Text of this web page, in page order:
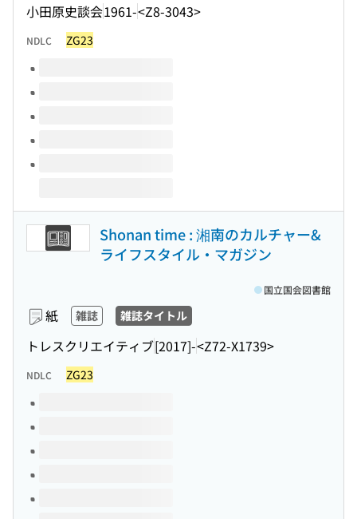
小田原史談会1961-<Z8-3043>
NDLC ZG23
このタイトルの巻号
Shonan time : 湘南のカルチャー&
ライフスタイル・マガジン
紙 雑誌 雑誌タイトル
トレスクリエイティブ[2017]-<Z72-X1739>
国立国会図書館
NDLC ZG23
このタイトルの巻号